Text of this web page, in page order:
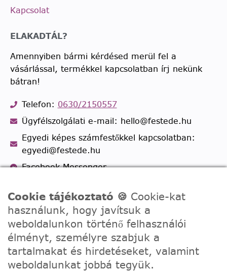
Kapcsolat
ELAKADTÁL?
Amennyiben bármi kérdésed merül fel a
vásárlással, termékkel kapcsolatban írj nekünk
bátran!
Telefon: 0630/2150557
Ügyfélszolgálati e-mail: hello@festede.hu
Egyedi képes számfestőkkel kapcsolatban:
egyedi@festede.hu
Facebook Messenger
Cookie tájékoztató 🍪 Cookie-kat
használunk, hogy javítsuk a
weboldalunkon történő felhasználói
élményt, személyre szabjuk a
tartalmakat és hirdetéseket, valamint
weboldalunkat jobbá tegyük.